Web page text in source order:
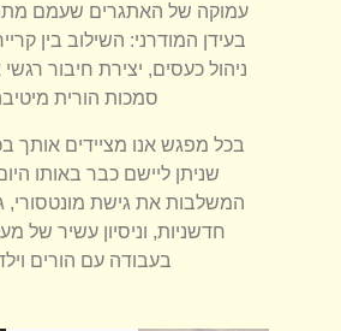
עמוקה של האתגרים שעמם
בעידן המודרני: השילוב בין
ניהול כעסים, יצירת חיבור רגשי
סמכות הורית
בכל מפגש אנו מציידים אותך
שניתן ליישם כבר באותו
המשלבות את גישת מונטסורי,
בעבודה עם הורים